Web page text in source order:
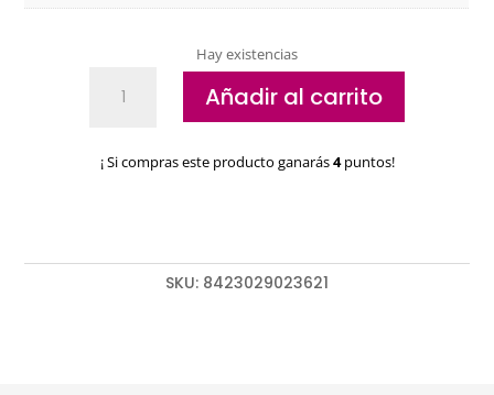
Hay existencias
tubos
tinte
Añadir al carrito
¡ Si compras este producto ganarás4puntos!
SKU: 8423029023621